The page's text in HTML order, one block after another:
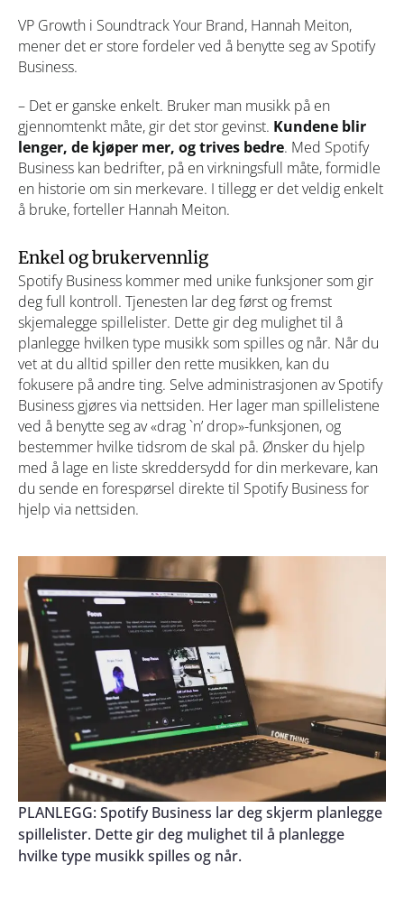
VP Growth i Soundtrack Your Brand, Hannah Meiton,
mener det er store fordeler ved å benytte seg av Spotify
Business.
– Det er ganske enkelt. Bruker man musikk på en
gjennomtenkt måte, gir det stor gevinst. Kundene blir
lenger, de kjøper mer, og trives bedre. Med Spotify
Business kan bedrifter, på en virkningsfull måte, formidle
en historie om sin merkevare. I tillegg er det veldig enkelt
å bruke, forteller Hannah Meiton.
Enkel og brukervennlig
Spotify Business kommer med unike funksjoner som gir
deg full kontroll. Tjenesten lar deg først og fremst
skjemalegge spillelister. Dette gir deg mulighet til å
planlegge hvilken type musikk som spilles og når. Når du
vet at du alltid spiller den rette musikken, kan du
fokusere på andre ting. Selve administrasjonen av Spotify
Business gjøres via nettsiden. Her lager man spillelistene
ved å benytte seg av «drag `n’ drop»-funksjonen, og
bestemmer hvilke tidsrom de skal på. Ønsker du hjelp
med å lage en liste skreddersydd for din merkevare, kan
du sende en forespørsel direkte til Spotify Business for
hjelp via nettsiden.
PLANLEGG: Spotify Business lar deg skjerm planlegge
spillelister. Dette gir deg mulighet til å planlegge
hvilke type musikk spilles og når.